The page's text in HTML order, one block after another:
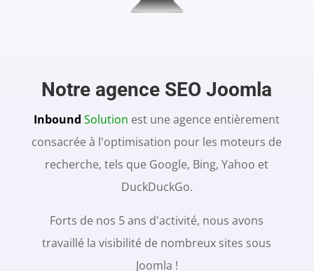
Notre agence SEO Joomla
Inbound Solution est une agence entièrement
consacrée à l'optimisation pour les moteurs de
recherche, tels que Google, Bing, Yahoo et
DuckDuckGo.
Forts de nos 5 ans d'activité, nous avons
travaillé la visibilité de nombreux sites sous
Joomla !